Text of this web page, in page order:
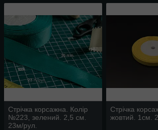
Стрічка корсажна. Колір
№223, зелений. 2,5 см.
23м/рул.
Стрічка
жовтий. 1см.